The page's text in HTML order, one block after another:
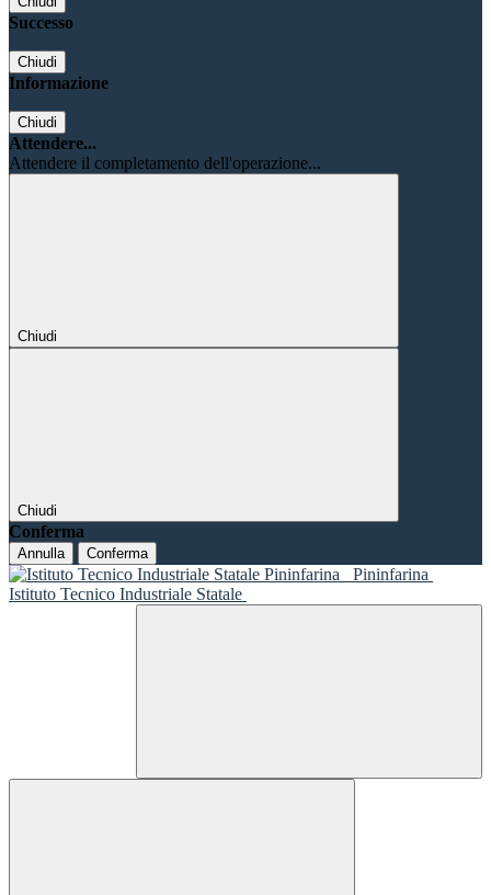
Successo
Chiudi
Informazione
Chiudi
Attendere...
Attendere il completamento dell'operazione...
Chiudi
Chiudi
Conferma
Annulla Conferma
Pininfarina
Istituto Tecnico Industriale Statale